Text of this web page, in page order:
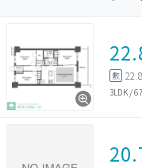
敷
3LDK/